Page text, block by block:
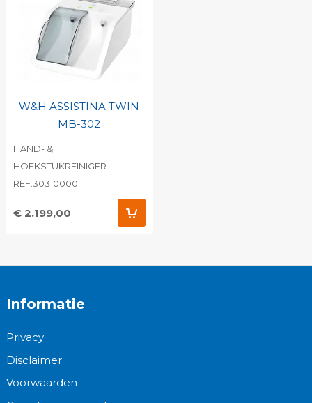
W&H ASSISTINA TWIN
MB-302
HAND- &
HOEKSTUKREINIGER
REF.30310000
€ 2.199,00
Informatie
Privacy
Disclaimer
Voorwaarden